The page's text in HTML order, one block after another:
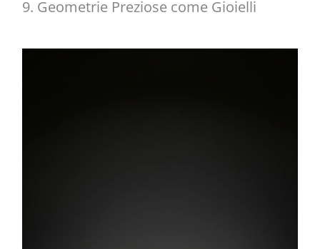
9. Geometrie Preziose come Gioielli